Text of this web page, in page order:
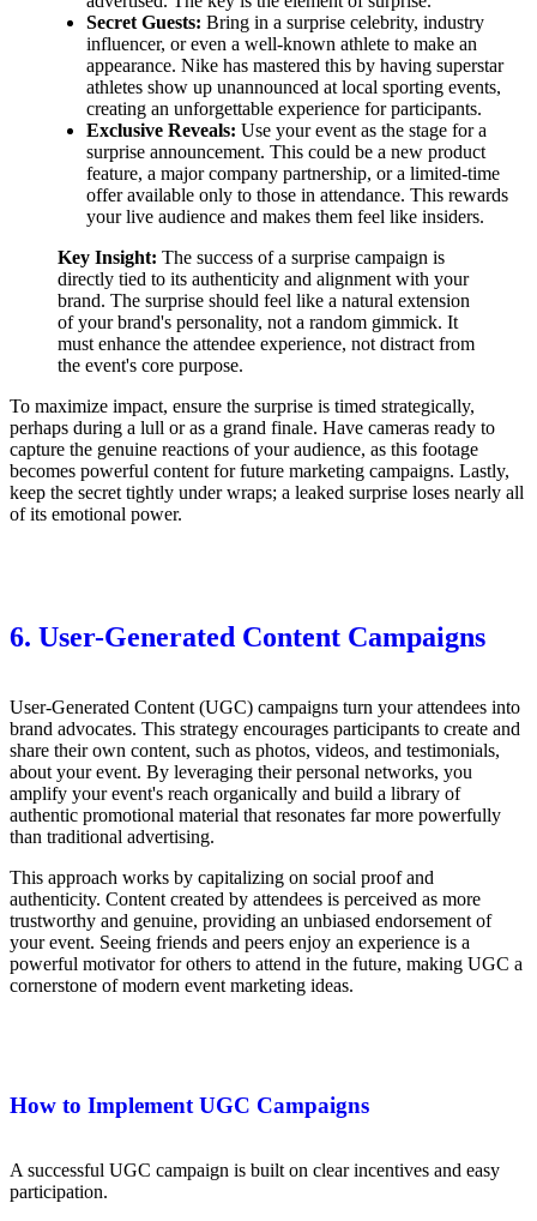
Secret Guests: Bring in a surprise celebrity, industry
influencer, or even a well-known athlete to make an
appearance. Nike has mastered this by having superstar
athletes show up unannounced at local sporting events,
creating an unforgettable experience for participants.
Exclusive Reveals: Use your event as the stage for a
surprise announcement. This could be a new product
feature, a major company partnership, or a limited-time
offer available only to those in attendance. This rewards
your live audience and makes them feel like insiders.
Key Insight: The success of a surprise campaign is
directly tied to its authenticity and alignment with your
brand. The surprise should feel like a natural extension
of your brand's personality, not a random gimmick. It
must enhance the attendee experience, not distract from
the event's core purpose.
To maximize impact, ensure the surprise is timed strategically,
perhaps during a lull or as a grand finale. Have cameras ready to
capture the genuine reactions of your audience, as this footage
becomes powerful content for future marketing campaigns. Lastly,
keep the secret tightly under wraps; a leaked surprise loses nearly all
of its emotional power.
6. User-Generated Content Campaigns
User-Generated Content (UGC) campaigns turn your attendees into
brand advocates. This strategy encourages participants to create and
share their own content, such as photos, videos, and testimonials,
about your event. By leveraging their personal networks, you
amplify your event's reach organically and build a library of
authentic promotional material that resonates far more powerfully
than traditional advertising.
This approach works by capitalizing on social proof and
authenticity. Content created by attendees is perceived as more
trustworthy and genuine, providing an unbiased endorsement of
your event. Seeing friends and peers enjoy an experience is a
powerful motivator for others to attend in the future, making UGC a
cornerstone of modern event marketing ideas.
How to Implement UGC Campaigns
A successful UGC campaign is built on clear incentives and easy
participation.